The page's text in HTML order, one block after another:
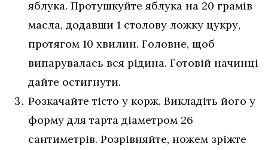
яблука. Протушкуйте яблука на 20 грамів
масла, додавши 1 столову ложку цукру,
протягом 10 хвилин. Головне, щоб
випарувалась вся рідина. Готовій начинці
дайте остигнути.
Розкачайте тісто у корж. Викладіть його у
форму для тарта діаметром 26
сантиметрів. Розрівняйте, ножем зріжте